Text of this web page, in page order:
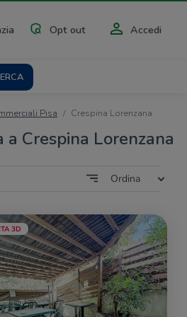
Opt out Accedi
Pisa Crespina Lorenzana
Crespina Lorenzana
Ordina
3D